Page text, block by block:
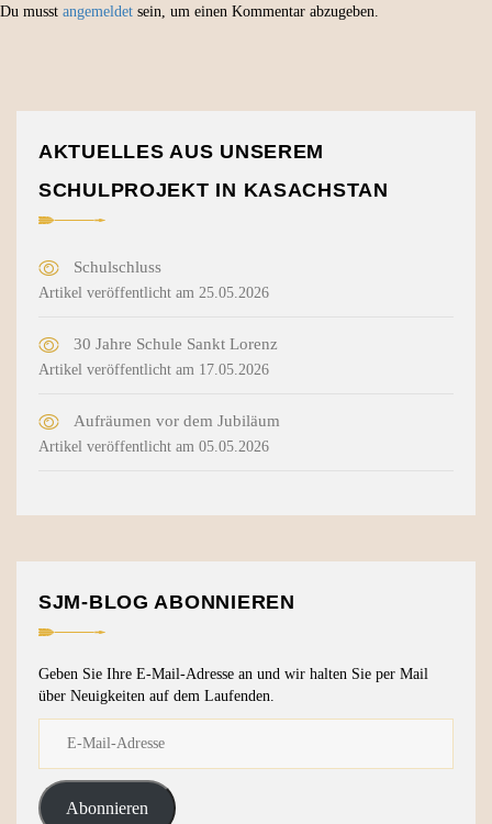
Du musst angemeldet sein, um einen Kommentar abzugeben.
AKTUELLES AUS UNSEREM
SCHULPROJEKT IN KASACHSTAN
Schulschluss
Artikel veröffentlicht am 25.05.2026
30 Jahre Schule Sankt Lorenz
Artikel veröffentlicht am 17.05.2026
Aufräumen vor dem Jubiläum
Artikel veröffentlicht am 05.05.2026
SJM-BLOG ABONNIEREN
Geben Sie Ihre E-Mail-Adresse an und wir halten Sie per Mail
über Neuigkeiten auf dem Laufenden.
Abonnieren